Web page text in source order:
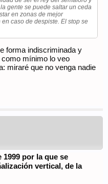
gente se puede saltar un ceda
en zonas de mejor
caso de despiste. El stop se
forma indiscriminada y
mínimo lo veo
miraré que no venga nadie
1999 por la que se
vertical, de la